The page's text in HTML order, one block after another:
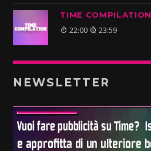
TIME COMPILATION
22:00 23:59
NEWSLETTER